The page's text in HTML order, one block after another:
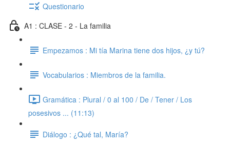
Questionario
A1 : CLASE - 2 - La familia
Empezamos : Mi tía Marina tiene dos hijos, ¿y tú?
Vocabularios : Miembros de la familia.
Gramática : Plural / 0 al 100 / De / Tener / Los
posesivos ... (11:13)
Diálogo : ¿Qué tal, María?